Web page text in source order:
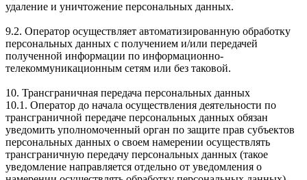
удаление и уничтожение персональных данных.
9.2. Оператор осуществляет автоматизированную обработку
персональных данных с получением и/или передачей
полученной информации по информационно-
телекоммуникационным сетям или без таковой.
10. Трансграничная передача персональных данных
10.1. Оператор до начала осуществления деятельности по
трансграничной передаче персональных данных обязан
уведомить уполномоченный орган по защите прав субъектов
персональных данных о своем намерении осуществлять
трансграничную передачу персональных данных (такое
уведомление направляется отдельно от уведомления о